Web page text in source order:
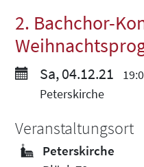
2. Bachchor-
Sa, 04.12.21
Peterskirche
Veranstaltungsort
Peterskirche